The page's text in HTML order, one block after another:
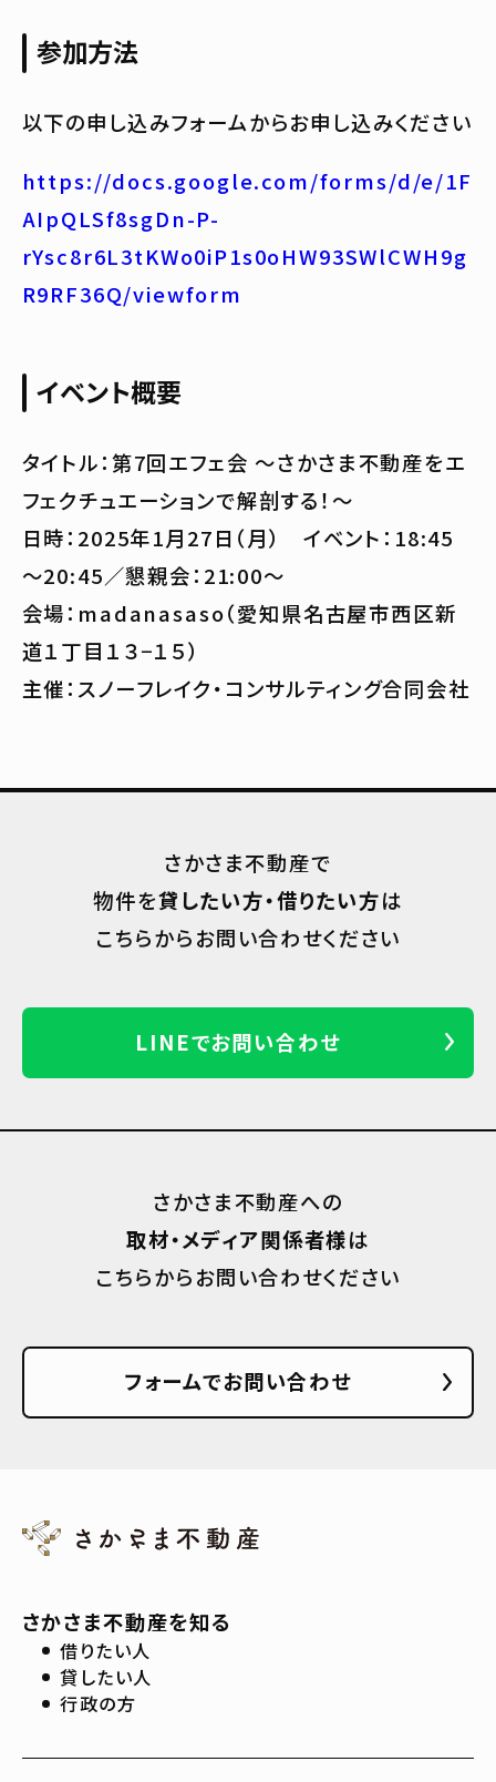
参加方法
以下の申し込みフォームからお申し込みください
https://docs.google.com/forms/d/e/1F
AIpQLSf8sgDn-P-
rYsc8r6L3tKWo0iP1s0oHW93SWlCWH9g
R9RF36Q/viewform
イベント概要
タイトル：第7回エフェ会 ～さかさま不動産をエ
フェクチュエーションで解剖する！～
日時：2025年1月27日（月） イベント：18:45
～20:45／懇親会：21:00～
会場：madanasaso（愛知県名古屋市西区新
道１丁目１３−１５）
主催：スノーフレイク・コンサルティング合同会社
さかさま不動産で
物件を貸したい方・借りたい方は
こちらからお問い合わせください
LINEでお問い合わせ
さかさま不動産への
取材・メディア関係者様は
こちらからお問い合わせください
フォームでお問い合わせ
さかさま不動産を知る
借りたい人
貸したい人
行政の方